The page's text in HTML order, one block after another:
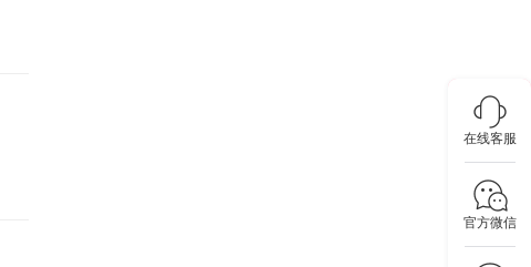
在线客服
官方微信